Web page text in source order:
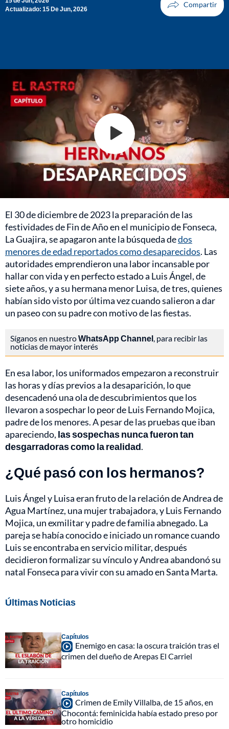
Actualizado: 15 De Jun, 2026
El 30 de diciembre de 2023 la preparación de las
festividades de Fin de Año en el municipio de Fonseca,
La Guajira, se apagaron ante la búsqueda dedos
menores de edad reportados como desaparecidos. Las
autoridades emprendieron una labor incansable por
hallar con vida y en perfecto estado a Luis Ángel, de
siete años, y a su hermana menor Luisa, de tres, quienes
habían sido visto por última vez cuando salieron a dar
un paseo con su padre con motivo de las fiestas.
Síganos en nuestroWhatsApp Channel, para recibir las
noticias de mayor interés
En esa labor, los uniformados empezaron a reconstruir
las horas y días previos a la desaparición, lo que
desencadenó una ola de descubrimientos que los
llevaron a sospechar lo peor de Luis Fernando Mojica,
padre de los menores. A pesar de las pruebas que iban
apareciendo, las sospechas nunca fueron tan
desgarradoras como la realidad.
¿Qué pasó con los hermanos?
Luis Ángel y Luisa eran fruto de la relación de Andrea de
Agua Martínez, una mujer trabajadora, y Luis Fernando
Mojica, un exmilitar y padre de familia abnegado. La
pareja se había conocido e iniciado un romance cuando
Luis se encontraba en servicio militar, después
decidieron formalizar su vínculo y Andrea abandonó su
natal Fonseca para vivir con su amado en Santa Marta.
Últimas Noticias
Capítulos
Enemigo en casa: la oscura traición tras el
crimen del dueño de Arepas El Carriel
Capítulos
Crimen de Emily Villalba, de 15 años, en
Chocontá: feminicida había estado preso por
otro homicidio